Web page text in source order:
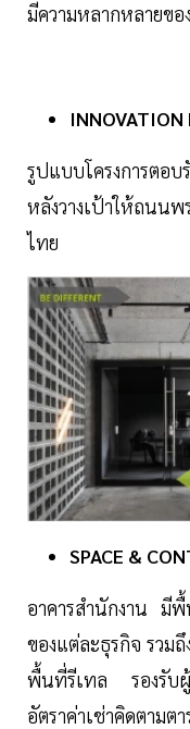
มีความหลากหลายข
INNOVATION
รูปแบบโครงการตอ
หลังวางเป้าให้ถนน
ไทย
SPACE &
อาคารสำนักงาน มีพื้
ของแต่ละธุรกิจ รว
พื้นที่รีเทล รองรับ
อัตราค่าเช่าคิดตามตา